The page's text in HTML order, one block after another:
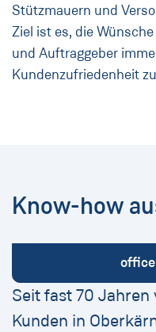
Stützmauern und
Ziel ist es, die
und Auftraggeber
Kundenzufriedenheit
Know-how
Seit fast 70
Kunden in